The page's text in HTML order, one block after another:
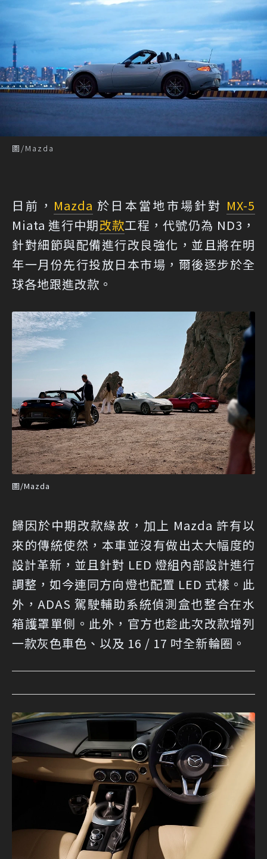
圖/Mazda
日前， Mazda 於日本當地市場針對 MX-5
Miata 進行中期改款工程，代號仍為 ND3，
針對細節與配備進行改良強化，並且將在明
年一月份先行投放日本市場，爾後逐步於全
球各地跟進改款。
圖/Mazda
歸因於中期改款緣故，加上 Mazda 許有以
來的傳統使然，本車並沒有做出太大幅度的
設計革新，並且針對 LED 燈組內部設計進行
調整，如今連同方向燈也配置 LED 式樣。此
外，ADAS 駕駛輔助系統偵測盒也整合在水
箱護罩單側。此外，官方也趁此次改款增列
一款灰色車色、以及 16 / 17 吋全新輪圈。